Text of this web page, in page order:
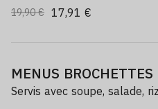
19,90 € 17,91 €
MENUS BROCHETTES
Servis avec soupe, salade, riz